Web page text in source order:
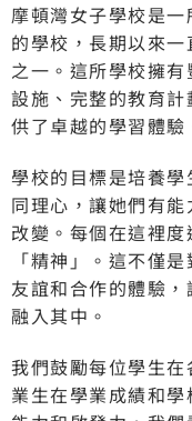
摩頓灣女子學校是
的學校，長期以來
之一。這所學校擁
設施、完整的教育
供了卓越的學習體驗
學校的目標是培養
同理心，讓她們有
改變。每個在這裡
「精神」。這不僅
友誼和合作的體驗
融入其中。
我們鼓勵每位學生
業生在學業成績和